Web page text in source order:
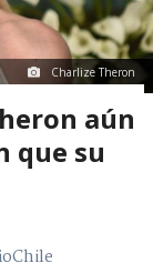
Charlize Theron
aún
que su